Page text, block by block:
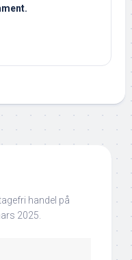
handel på
2025.